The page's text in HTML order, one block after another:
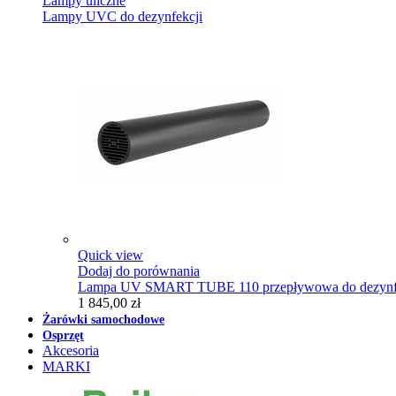
Lampy UVC do dezynfekcji
Quick view
Dodaj do porównania
Lampa UV SMART TUBE 110 przepływowa do
1 845,00 zł
Żarówki samochodowe
Osprzęt
Akcesoria
MARKI